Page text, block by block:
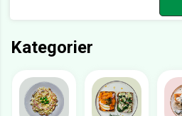
Kategorier